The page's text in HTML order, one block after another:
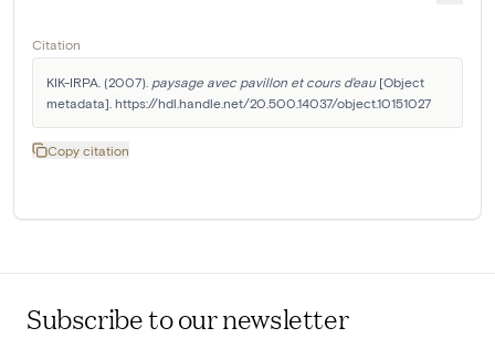
Citation
KIK-IRPA. (2007). paysage avec pavillon et cours d'eau [Object
metadata]. https://hdl.handle.net/20.500.14037/object.10151027
Copy citation
Subscribe to our newsletter